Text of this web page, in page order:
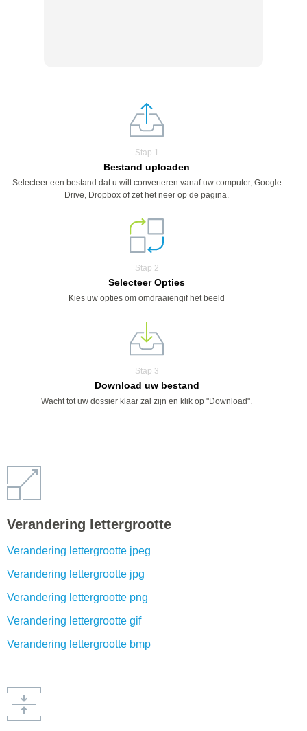
Stap 1
Bestand uploaden
Selecteer een bestand dat u wilt converteren vanaf uw computer, Google
Drive, Dropbox of zet het neer op de pagina.
Stap 2
Selecteer Opties
Kies uw opties om omdraaiengif het beeld
Stap 3
Download uw bestand
Wacht tot uw dossier klaar zal zijn en klik op "Download".
Verandering lettergrootte
Verandering lettergrootte jpeg
Verandering lettergrootte jpg
Verandering lettergrootte png
Verandering lettergrootte gif
Verandering lettergrootte bmp